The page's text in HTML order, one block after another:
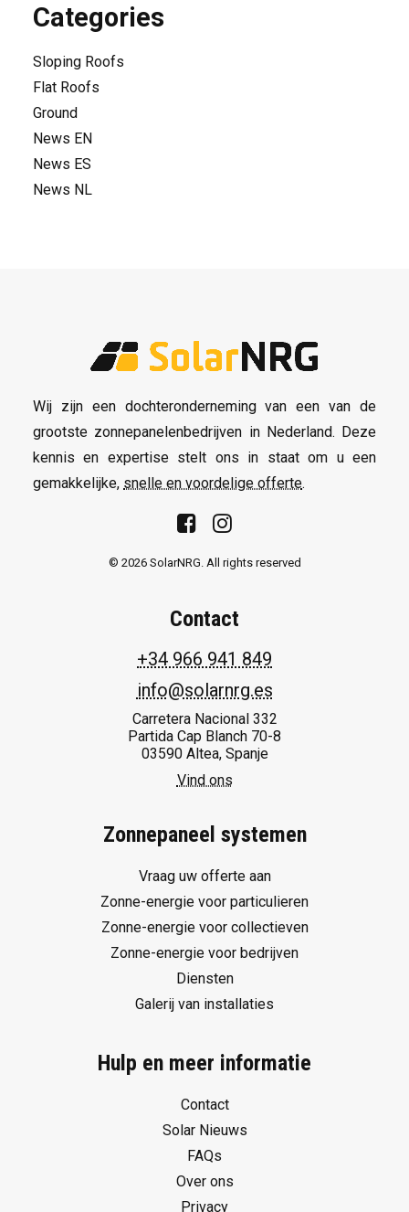
Categories
Sloping Roofs
Flat Roofs
Ground
News EN
News ES
News NL
Wij zijn een dochteronderneming van een van de
grootste zonnepanelenbedrijven in Nederland. Deze
kennis en expertise stelt ons in staat om u een
gemakkelijke, snelle en voordelige offerte.
© 2026 SolarNRG. All rights reserved
Contact
+34 966 941 849
info@solarnrg.es
Carretera Nacional 332
Partida Cap Blanch 70-8
03590 Altea, Spanje
Vind ons
Zonnepaneel systemen
Vraag uw offerte aan
Zonne-energie voor particulieren
Zonne-energie voor collectieven
Zonne-energie voor bedrijven
Diensten
Galerij van installaties
Hulp en meer informatie
Contact
Solar Nieuws
FAQs
Over ons
Privacy